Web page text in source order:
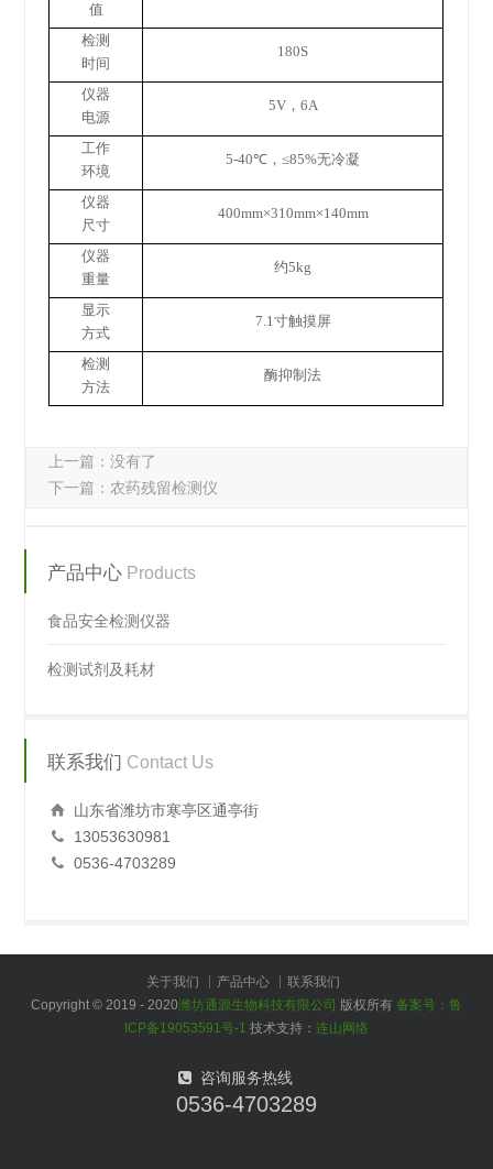
值
检测
时间
180S
仪器
电源
5V， 6A
工作
环境
5-40℃ ，≤85%无冷凝
仪器
尺寸
400mm×310mm×140mm
仪器
重量
约5kg
显示
方式
7.1寸触摸屏
检测
方法
酶抑制法
上一篇：没有了
下一篇：农药残留检测仪
产品中心 Products
食品安全检测仪器
检测试剂及耗材
联系我们 Contact Us
山东省潍坊市寒亭区通亭街
13053630981
0536-4703289
关于我们 产品中心
联系我们
Copyright © 2019 - 2020潍坊通源生物科技有限公司 版权所有 备案号：鲁
ICP备19053591号-1 技术支持： 连山网络
咨询服务热线
0536-4703289